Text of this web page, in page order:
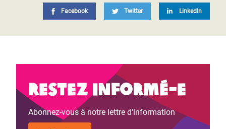
Facebook Twitter LinkedIn
Restez informé-e
Abonnez-vous à notre lettre d'information